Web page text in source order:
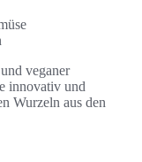
veganer
innovativ und
Wurzeln aus den